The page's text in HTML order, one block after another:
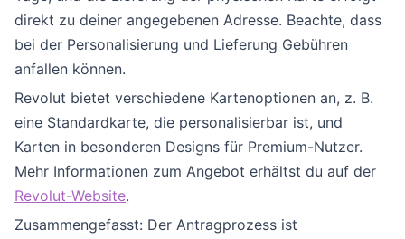
direkt zu deiner angegebenen Adresse. Beachte, dass
bei der Personalisierung und Lieferung Gebühren
anfallen können.
Revolut bietet verschiedene Kartenoptionen an, z. B.
eine Standardkarte, die personalisierbar ist, und
Karten in besonderen Designs für Premium-Nutzer.
Mehr Informationen zum Angebot erhältst du auf der
Revolut-Website.
Zusammengefasst: Der Antragprozess ist